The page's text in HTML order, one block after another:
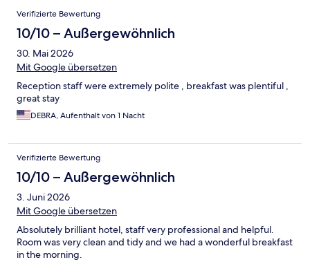
Verifizierte Bewertung
10/10 – Außergewöhnlich
30. Mai 2026
Mit Google übersetzen
Reception staff were extremely polite , breakfast was plentiful ,
great stay
DEBRA, Aufenthalt von 1 Nacht
Verifizierte Bewertung
10/10 – Außergewöhnlich
3. Juni 2026
Mit Google übersetzen
Absolutely brilliant hotel, staff very professional and helpful.
Room was very clean and tidy and we had a wonderful breakfast
in the morning.